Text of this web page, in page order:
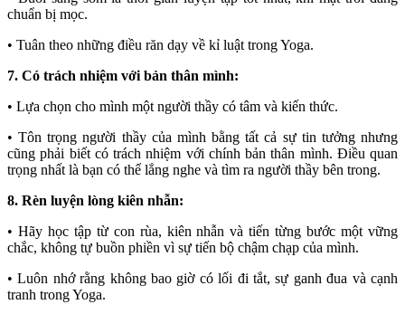
chuẩn bị mọc.
• Tuân theo những điều răn dạy về kỉ luật trong Yoga.
7. Có trách nhiệm với bản thân mình:
• Lựa chọn cho mình một người thầy có tâm và kiến thức.
• Tôn trọng người thầy của mình bằng tất cả sự tin tưởng nhưng
cũng phải biết có trách nhiệm với chính bản thân mình. Điều quan
trọng nhất là bạn có thể lắng nghe và tìm ra người thầy bên trong.
8. Rèn luyện lòng kiên nhẫn:
• Hãy học tập từ con rùa, kiên nhẫn và tiến từng bước một vững
chắc, không tự buồn phiền vì sự tiến bộ chậm chạp của mình.
• Luôn nhớ rằng không bao giờ có lối đi tắt, sự ganh đua và cạnh
tranh trong Yoga.